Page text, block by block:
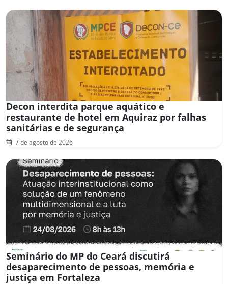
Decon interdita parque aquático e
restaurante de hotel em Aquiraz por falhas
sanitárias e de segurança
7 de agosto de 2026
Seminário do MP do Ceará discutirá
desaparecimento de pessoas, memória e
justiça em Fortaleza